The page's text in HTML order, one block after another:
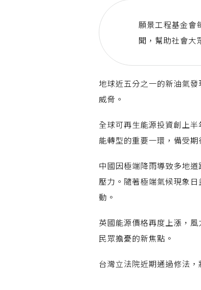
願景工程基金會
聞，幫助社會大
地球近五分之一的新油氣
威脅。
全球可再生能源投資創上
能轉型的重要一環，備受期
中國因極端降雨導致多地
壓力。隨著極端氣候現象
動。
英國能源價格再度上漲，
民眾擔憂的新焦點。
台灣立法院近期通過修法